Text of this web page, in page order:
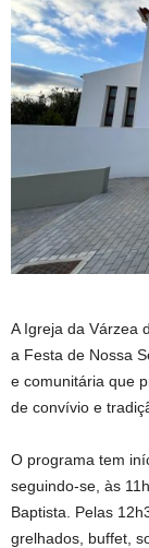
A Igreja da Várzea
a Festa de Nossa
e comunitária que
de convívio e
O programa tem
seguindo-se, às
Baptista. Pelas
grelhados, buffet,